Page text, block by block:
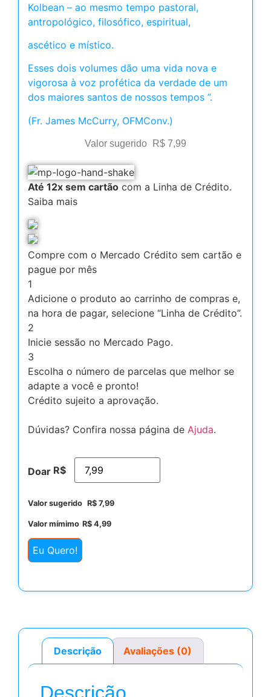
Kolbean – ao mesmo tempo pastoral,
antropológico, filosófico, espiritual,
ascético e místico.
Esses dois volumes dão uma vida nova e
vigorosa à voz profética da verdade de um
dos maiores santos de nossos tempos ”.
(Fr. James McCurry, OFMConv.)
Valor sugerido R$ 7,99
Até 12x sem cartão com a Linha de Crédito.
Saiba mais
Compre com o Mercado Crédito sem cartão e
pague por mês
1
Adicione o produto ao carrinho de compras e,
na hora de pagar, selecione “Linha de Crédito”.
2
Inicie sessão no Mercado Pago.
3
Escolha o número de parcelas que melhor se
adapte a você e pronto!
Crédito sujeito a aprovação.
Dúvidas? Confira nossa página de Ajuda.
Doar R$
Valor sugerido R$ 7,99
Valor mímimo R$ 4,99
Eu Quero!
Descrição Avaliações (0)